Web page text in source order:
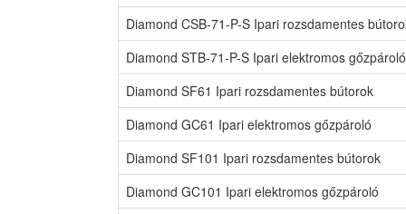
Diamond CSB-71-P-S Ipari rozsdamentes
Diamond STB-71-P-S Ipari elektromos gőzpároló
Diamond SF61 Ipari rozsdamentes bútorok
Diamond GC61 Ipari elektromos gőzpároló
Diamond SF101 Ipari rozsdamentes bútorok
Diamond GC101 Ipari elektromos gőzpároló